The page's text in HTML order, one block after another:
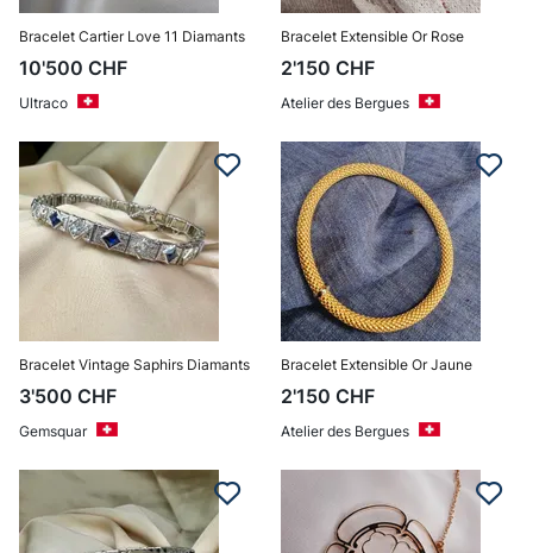
Bracelet Cartier Love 11 Diamants
10'500 CHF
Ultraco
Bracelet Extensible Or Rose
2'150 CHF
Atelier des Bergues
Bracelet Vintage Saphirs Diamants
3'500 CHF
Gemsquar
Bracelet Extensible Or Jaune
2'150 CHF
Atelier des Bergues